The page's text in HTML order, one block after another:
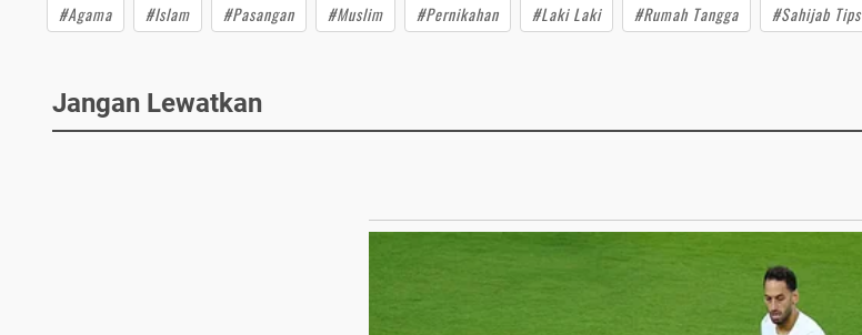
#Agama #Islam #Pasangan #Muslim #Pernikahan #Laki Laki #Rumah Tangga #Sahijab Tips
Jangan Lewatkan